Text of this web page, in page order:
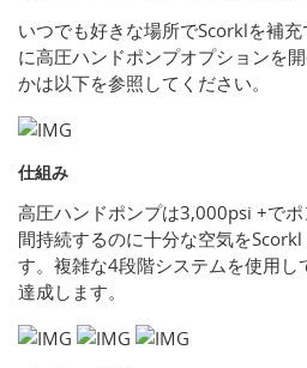
いつでも好きな場所でScorklを補
に高圧ハンドポンプオプションを
かは以下を参照してください。
仕組み
高圧ハンドポンプは3,000psi +で
間持続するのに十分な空気を
す。複雑な4段階システムを使用し
達成します。